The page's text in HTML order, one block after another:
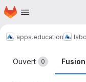
Passer au contenu principal
Page d'accueil
apps.education
Ouvert 0